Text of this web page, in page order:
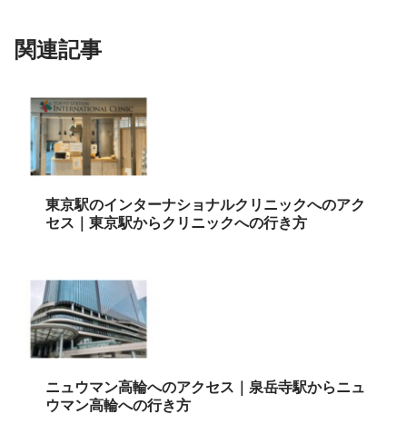
関連記事
東京駅のインターナショナルクリニックへのアク
セス｜東京駅からクリニックへの行き方
ニュウマン高輪へのアクセス｜泉岳寺駅からニュ
ウマン高輪への行き方